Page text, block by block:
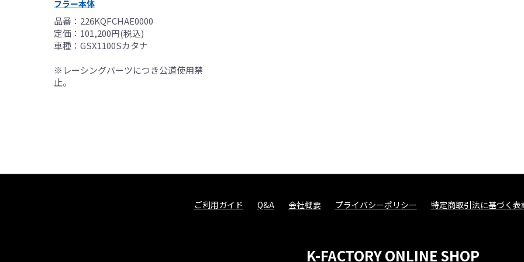
フラー本体
品番：226KQFCHAE0000
定価：101,200円(税込)
車種：GSX1100Sカタナ
※レーシングパーツにつき公道使用禁
止。
ご利用ガイド Q&A 会社概要 プライバシーポリシー 特定商取引法に基づく表
K-FACTORY ONLINE SHOP